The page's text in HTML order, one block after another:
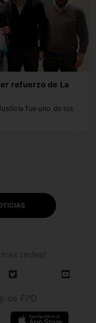
refuerzo de La
fue uno de los